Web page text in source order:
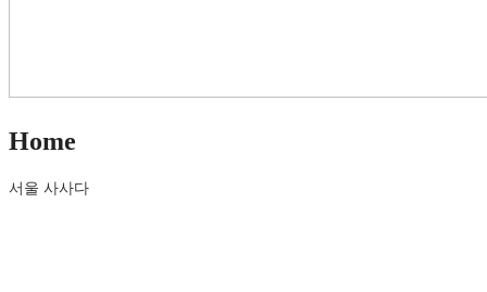
Home
서울 사사다